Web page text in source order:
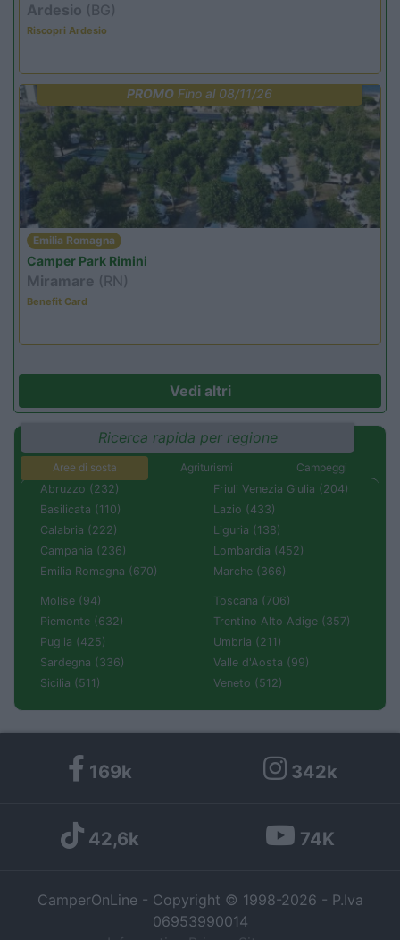
Ardesio (BG)
Riscopri Ardesio
PROMO Fino al 08/11/26
Emilia Romagna
Camper Park Rimini
Miramare (RN)
Benefit Card
Vedi altri
Ricerca rapida per regione
Aree di sosta Agriturismi
Campeggi
Abruzzo (232)
Basilicata (110)
Calabria (222)
Campania (236)
Emilia Romagna (670)
Friuli Venezia Giulia (204)
Lazio (433)
Liguria (138)
Lombardia (452)
Marche (366)
Molise (94)
Piemonte (632)
Puglia (425)
Sardegna (336)
Sicilia (511)
Toscana (706)
Trentino Alto Adige (357)
Umbria (211)
Valle d'Aosta (99)
Veneto (512)
169k 342k
42,6k 74K
CamperOnLine - Copyright © 1998-2026 - P.Iva
06953990014